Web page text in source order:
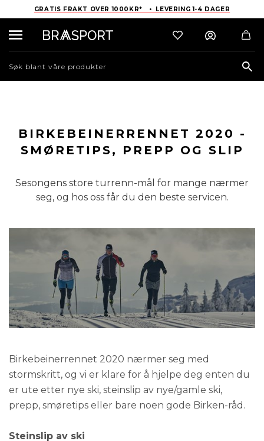
GRATIS FRAKT OVER 1000KR* • LEVERING 1-4 DAGER
BIRKEBEINERRENNET 2020 -
SMØRETIPS, PREPP OG SLIP
Sesongens store turrenn-mål for mange nærmer
seg, og hos oss får du den beste servicen.
Birkebeinerrennet 2020 nærmer seg med
stormskritt, og vi er klare for å hjelpe deg enten du
er ute etter nye ski, steinslip av nye/gamle ski,
prepp, smøretips eller bare noen gode Birken-råd.
Steinslip av ski